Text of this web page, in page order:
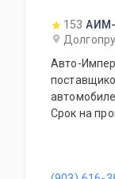
153
Авто-
Срок на